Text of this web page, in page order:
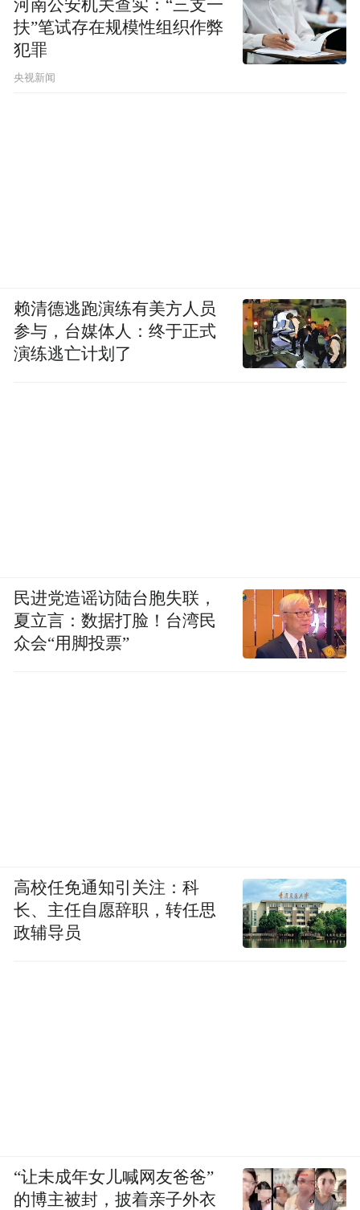
河南公安机关查实：“三支一
扶”笔试存在规模性组织作弊
犯罪
央视新闻
赖清德逃跑演练有美方人员
参与，台媒体人：终于正式
演练逃亡计划了
民进党造谣访陆台胞失联，
夏立言：数据打脸！台湾民
众会“用脚投票”
高校任免通知引关注：科
长、主任自愿辞职，转任思
政辅导员
“让未成年女儿喊网友爸爸”
的博主被封，披着亲子外衣